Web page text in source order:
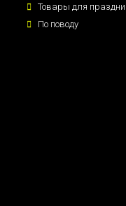
Товары для
По поводу